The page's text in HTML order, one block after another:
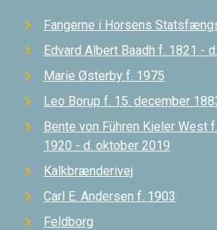
Fangerne i Horsens
Edvard Albert Baadh f. 1821 -
Marie Østerby f. 1975
Leo Borup f. 15. december
Bente von Führen Kieler West
1920 - d. oktober 2019
Kalkbrænderivej
Carl E. Andersen f. 1903
Feldborg